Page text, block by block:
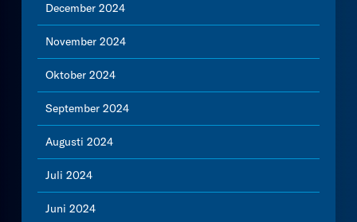
December 2024
November 2024
Oktober 2024
September 2024
Augusti 2024
Juli 2024
Juni 2024